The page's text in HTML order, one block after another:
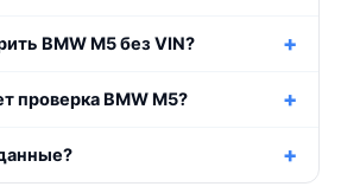
BMW M5 без VIN?
проверка BMW M5?